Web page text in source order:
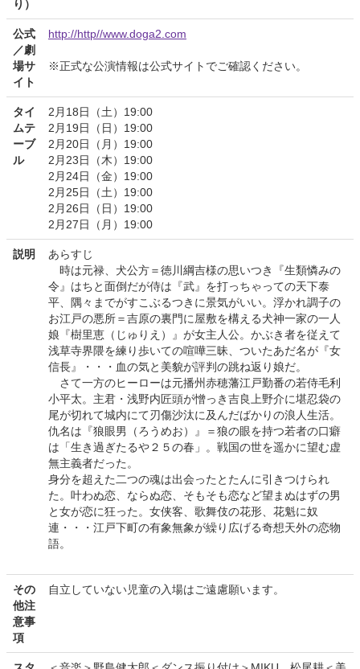
り）
公式
／劇
場サ
イト
http://http//www.doga2.com
※正式な公演情報は公式サイトでご確認ください。
タイ
ムテ
ーブ
ル
2月18日（土）19:00
2月19日（日）19:00
2月20日（月）19:00
2月23日（木）19:00
2月24日（金）19:00
2月25日（土）19:00
2月26日（日）19:00
2月27日（月）19:00
説明
あらすじ
時は元禄、犬公方＝徳川綱吉様の思いつき『生類憐みの
令』はちと面倒だが侍は『武』を打っちゃっての天下泰
平、隅々までがすこぶるつきに景気がいい。浮かれ調子の
お江戸の悪所＝吉原の裏門に屋敷を構える犬神一家の一人
娘『樹里恵（じゅりえ）』が女主人公。かぶき者を従えて
浅草寺界隈を練り歩いての喧嘩三昧、ついたあだ名が『女
信長』・・・血の気と美貌が評判の跳ね返り娘だ。
さて一方のヒーローは元播州赤穂藩江戸勤番の若侍毛利
小平太。主君・浅野内匠頭が憎っき吉良上野介に堪忍袋の
尾が切れて城内にて刃傷沙汰に及んだばかりの浪人生活。
仇名は『狼眼男（ろうめお）』＝狼の眼を持つ若者の口癖
は「生き過ぎたるや２５の春」。戦国の世を遥かに望む虚
無主義者だった。
身分を超えた二つの魂は出会ったとたんに引きつけられ
た。叶わぬ恋、ならぬ恋、そもそも恋など望まぬはずの男
と女が恋に狂った。女侠客、歌舞伎の花形、花魁に奴
連・・・江戸下町の有象無象が繰り広げる奇想天外の恋物
語。
その
他注
意事
項
自立していない児童の入場はご遠慮願います。